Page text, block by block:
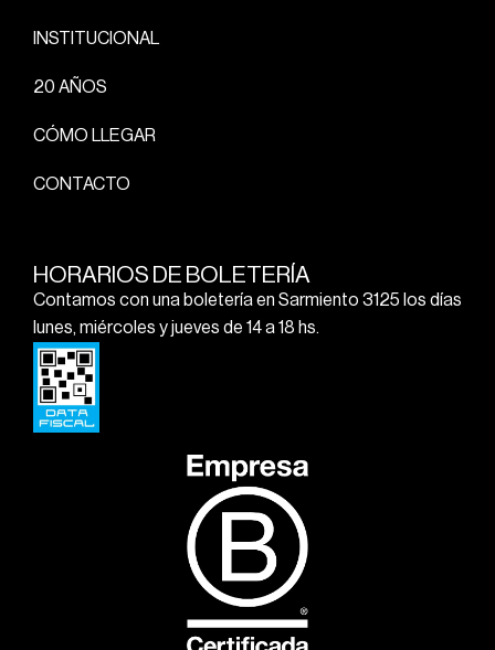
INSTITUCIONAL
20 AÑOS
CÓMO LLEGAR
CONTACTO
HORARIOS DE BOLETERÍA
Contamos con una boletería en Sarmiento 3125 los días
lunes, miércoles y jueves de 14 a 18 hs.